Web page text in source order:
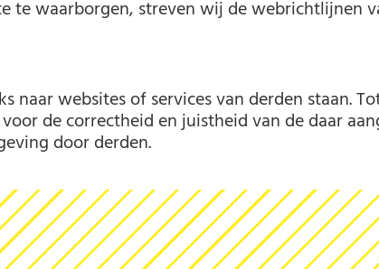
te waarborgen, streven wij de webrichtlijnen
websites of services van derden staan.
de correctheid en juistheid van de daar
door derden.